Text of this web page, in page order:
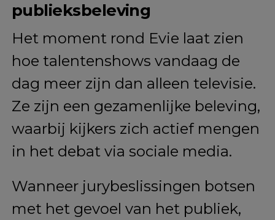
publieksbeleving
Het moment rond Evie laat zien
hoe talentenshows vandaag de
dag meer zijn dan alleen televisie.
Ze zijn een gezamenlijke beleving,
waarbij kijkers zich actief mengen
in het debat via sociale media.
Wanneer jurybeslissingen botsen
met het gevoel van het publiek,